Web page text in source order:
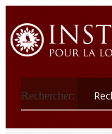
Rechercher: